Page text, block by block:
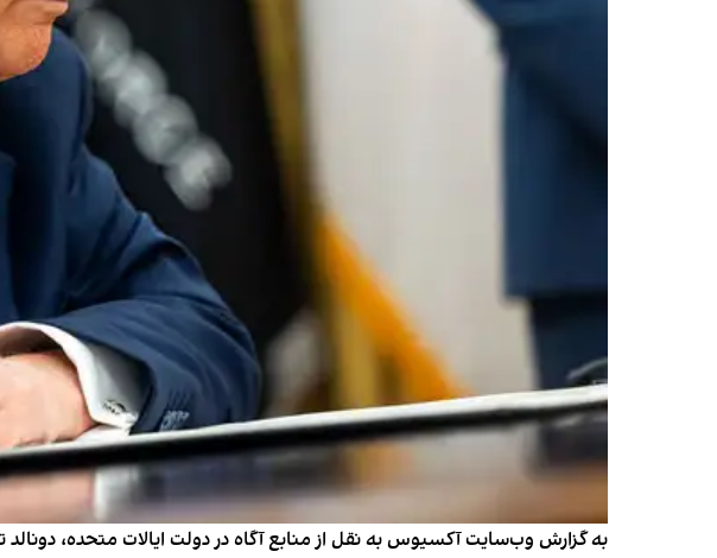
به گزارش وب‌سایت آکسیوس به نقل از منابع آگاه در دولت ایالات متحده،